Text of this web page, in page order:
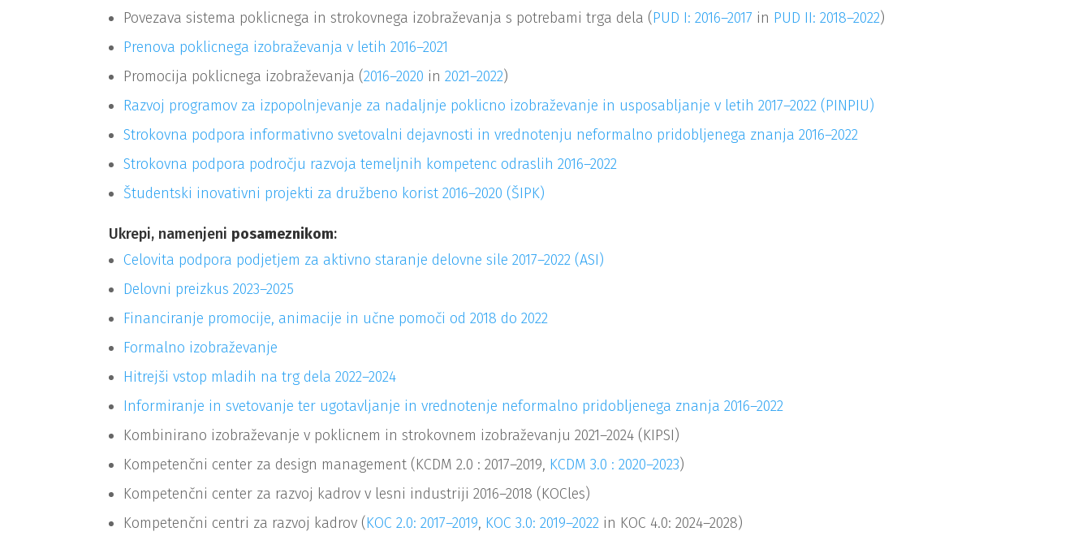
Povezava sistema poklicnega in strokovnega izobraževanja s potrebami trga dela (PUD I: 2016–2017 in PUD II: 2018–2022)
Prenova poklicnega izobraževanja v letih 2016–2021
Promocija poklicnega izobraževanja (2016–2020 in2021–2022)
Razvoj programov za izpopolnjevanje za nadaljnje poklicno izobraževanje in usposabljanje v letih 2017–2022 (PINPIU)
Strokovna podpora informativno svetovalni dejavnosti in vrednotenju neformalno pridobljenega znanja 2016–2022
Strokovna podpora področju razvoja temeljnih kompetenc odraslih 2016–2022
Študentski inovativni projekti za družbeno korist 2016–2020 (ŠIPK)
Ukrepi, namenjeni posameznikom:
Celovita podpora podjetjem za aktivno staranje delovne sile 2017–2022(ASI)
Delovni preizkus 2023–2025
Financiranje promocije, animacije in učne pomoči od 2018 do 2022
Formalno izobraževanje
Hitrejši vstop mladih na trg dela 2022–2024
Informiranje in svetovanje ter ugotavljanje in vrednotenje neformalno pridobljenega znanja 2016–2022
Kombinirano izobraževanje v poklicnem in strokovnem izobraževanju 2021–2024 (KIPSI)
Kompetenčni center za design management (KCDM 2.0 : 2017–2019, KCDM 3.0 : 2020–2023)
Kompetenčni center za razvoj kadrov v lesni industriji 2016–2018 (KOCles)
Kompetenčni centri za razvoj kadrov (KOC 2.0: 2017–2019, KOC 3.0: 2019–2022 in KOC 4.0: 2024–2028)